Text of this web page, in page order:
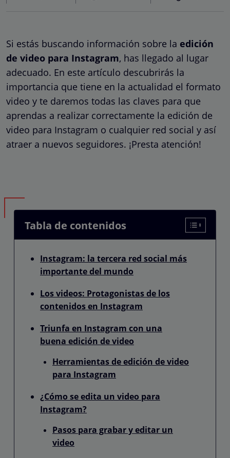
Si estás buscando información sobre la edición
de video para Instagram, has llegado al lugar
adecuado. En este artículo descubrirás la
importancia que tiene en la actualidad el formato
video y te daremos todas las claves para que
aprendas a realizar correctamente la edición de
video para Instagram o cualquier red social y así
atraer a nuevos seguidores. ¡Presta atención!
Tabla de contenidos
Instagram: la tercera red social más
importante del mundo
Los videos: Protagonistas de los
contenidos en Instagram
Triunfa en Instagram con una
buena edición de video
Herramientas de edición de video
para Instagram
¿Cómo se edita un video para
Instagram?
Pasos para grabar y editar un
video